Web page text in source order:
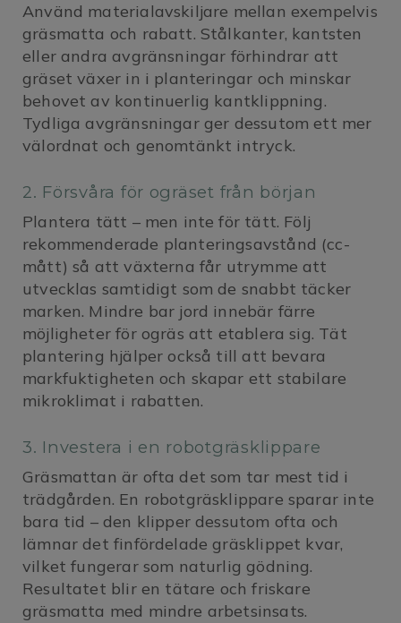
Använd materialavskiljare mellan exempelvis
gräsmatta och rabatt. Stålkanter, kantsten
eller andra avgränsningar förhindrar att
gräset växer in i planteringar och minskar
behovet av kontinuerlig kantklippning.
Tydliga avgränsningar ger dessutom ett mer
välordnat och genomtänkt intryck.
2. Försvåra för ogräset från början
Plantera tätt – men inte för tätt. Följ
rekommenderade planteringsavstånd (cc-
mått) så att växterna får utrymme att
utvecklas samtidigt som de snabbt täcker
marken. Mindre bar jord innebär färre
möjligheter för ogräs att etablera sig. Tät
plantering hjälper också till att bevara
markfuktigheten och skapar ett stabilare
mikroklimat i rabatten.
3. Investera i en robotgräsklippare
Gräsmattan är ofta det som tar mest tid i
trädgården. En robotgräsklippare sparar inte
bara tid – den klipper dessutom ofta och
lämnar det finfördelade gräsklippet kvar,
vilket fungerar som naturlig gödning.
Resultatet blir en tätare och friskare
gräsmatta med mindre arbetsinsats.